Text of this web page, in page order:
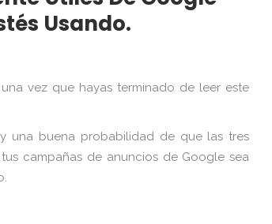
Usando.
vez que hayas terminado de leer este
una buena probabilidad de que las tres
campañas de anuncios de Google sea